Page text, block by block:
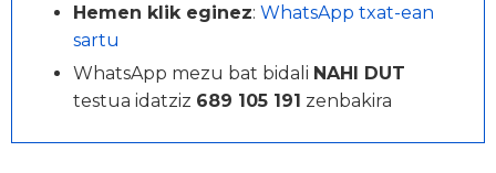
Hemen klik eginez: WhatsApp txat-ean
sartu
WhatsApp mezu bat bidali NAHI DUT
testua idatziz 689 105 191 zenbakira